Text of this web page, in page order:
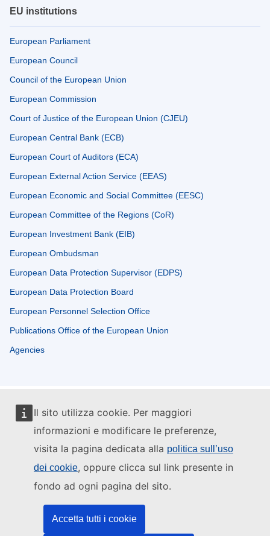
Il sito utilizza cookie. Per maggiori
informazioni e modificare le preferenze,
visita la pagina dedicata alla politica sull’uso
dei cookie, oppure clicca sul link presente in
fondo ad ogni pagina del sito.
Accetta tutti i cookie
EU institutions
European Parliament
European Council
Council of the European Union
European Commission
Court of Justice of the European Union (CJEU)
European Central Bank (ECB)
European Court of Auditors (ECA)
European External Action Service (EEAS)
European Economic and Social Committee (EESC)
European Committee of the Regions (CoR)
European Investment Bank (EIB)
European Ombudsman
European Data Protection Supervisor (EDPS)
European Data Protection Board
European Personnel Selection Office
Publications Office of the European Union
Agencies